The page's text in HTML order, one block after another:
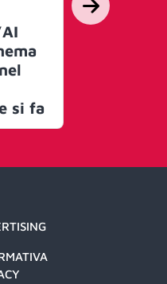
si fa
Mercato